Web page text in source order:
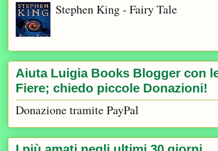
Stephen King - Fairy Tale
Aiuta Luigia Books Blogger con
Fiere; chiedo piccole Donazioni!
Donazione tramite PayPal